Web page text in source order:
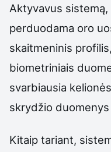
Aktyvavus
perduodama oro
skaitmeninis
biometriniais
svarbiausia
skrydžio
Kitaip tariant,